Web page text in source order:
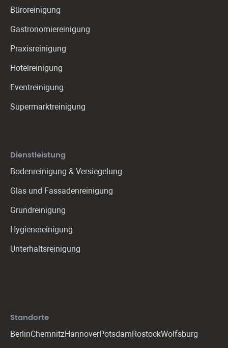
Büroreinigung
Gastronomie­reinigung
Praxis­reinigung
Hotelreinigung
Eventreinigung
Supermarktreinigung
Dienstleistung
Bodenreinigung & Versiegelung
Glas und Fassadenreinigung
Grundreinigung
Hygienereinigung
Unterhaltsreinigung
Standorte
BerlinChemnitzHannoverPotsdamRostockWolfsburg